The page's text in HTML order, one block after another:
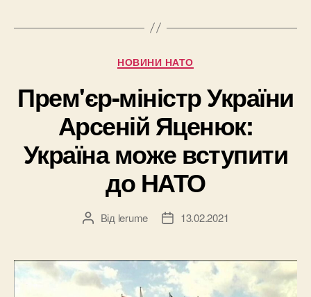
Категорії
НОВИНИ НАТО
Прем'єр-міністр України
Арсеній Яценюк:
Україна може вступити
до НАТО
Автор
Від lerume
Дата13.02.2021